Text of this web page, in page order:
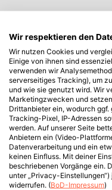
Wir respektieren den
Wir nutzen Cookies und
Einige von ihnen sind
verwenden wir
serverseitiges Tracking), um
und wie sie genutzt wird. Wir
Marketingzwecken und
Drittanbieter ein, wodurch
Tracking-Pixel, IP-Adressen
werden. Auf unserer Seite
Anbietern ein (Video-
Datenverarbeitung und ein
keinen Einfluss. Mit deiner
beschriebenen Vorgänge ein.
unter „Privacy-
widerrufen. (BoD-Impressum)